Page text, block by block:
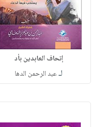
إتحاف العابدين بأد
لـعبد الرحمن الدها